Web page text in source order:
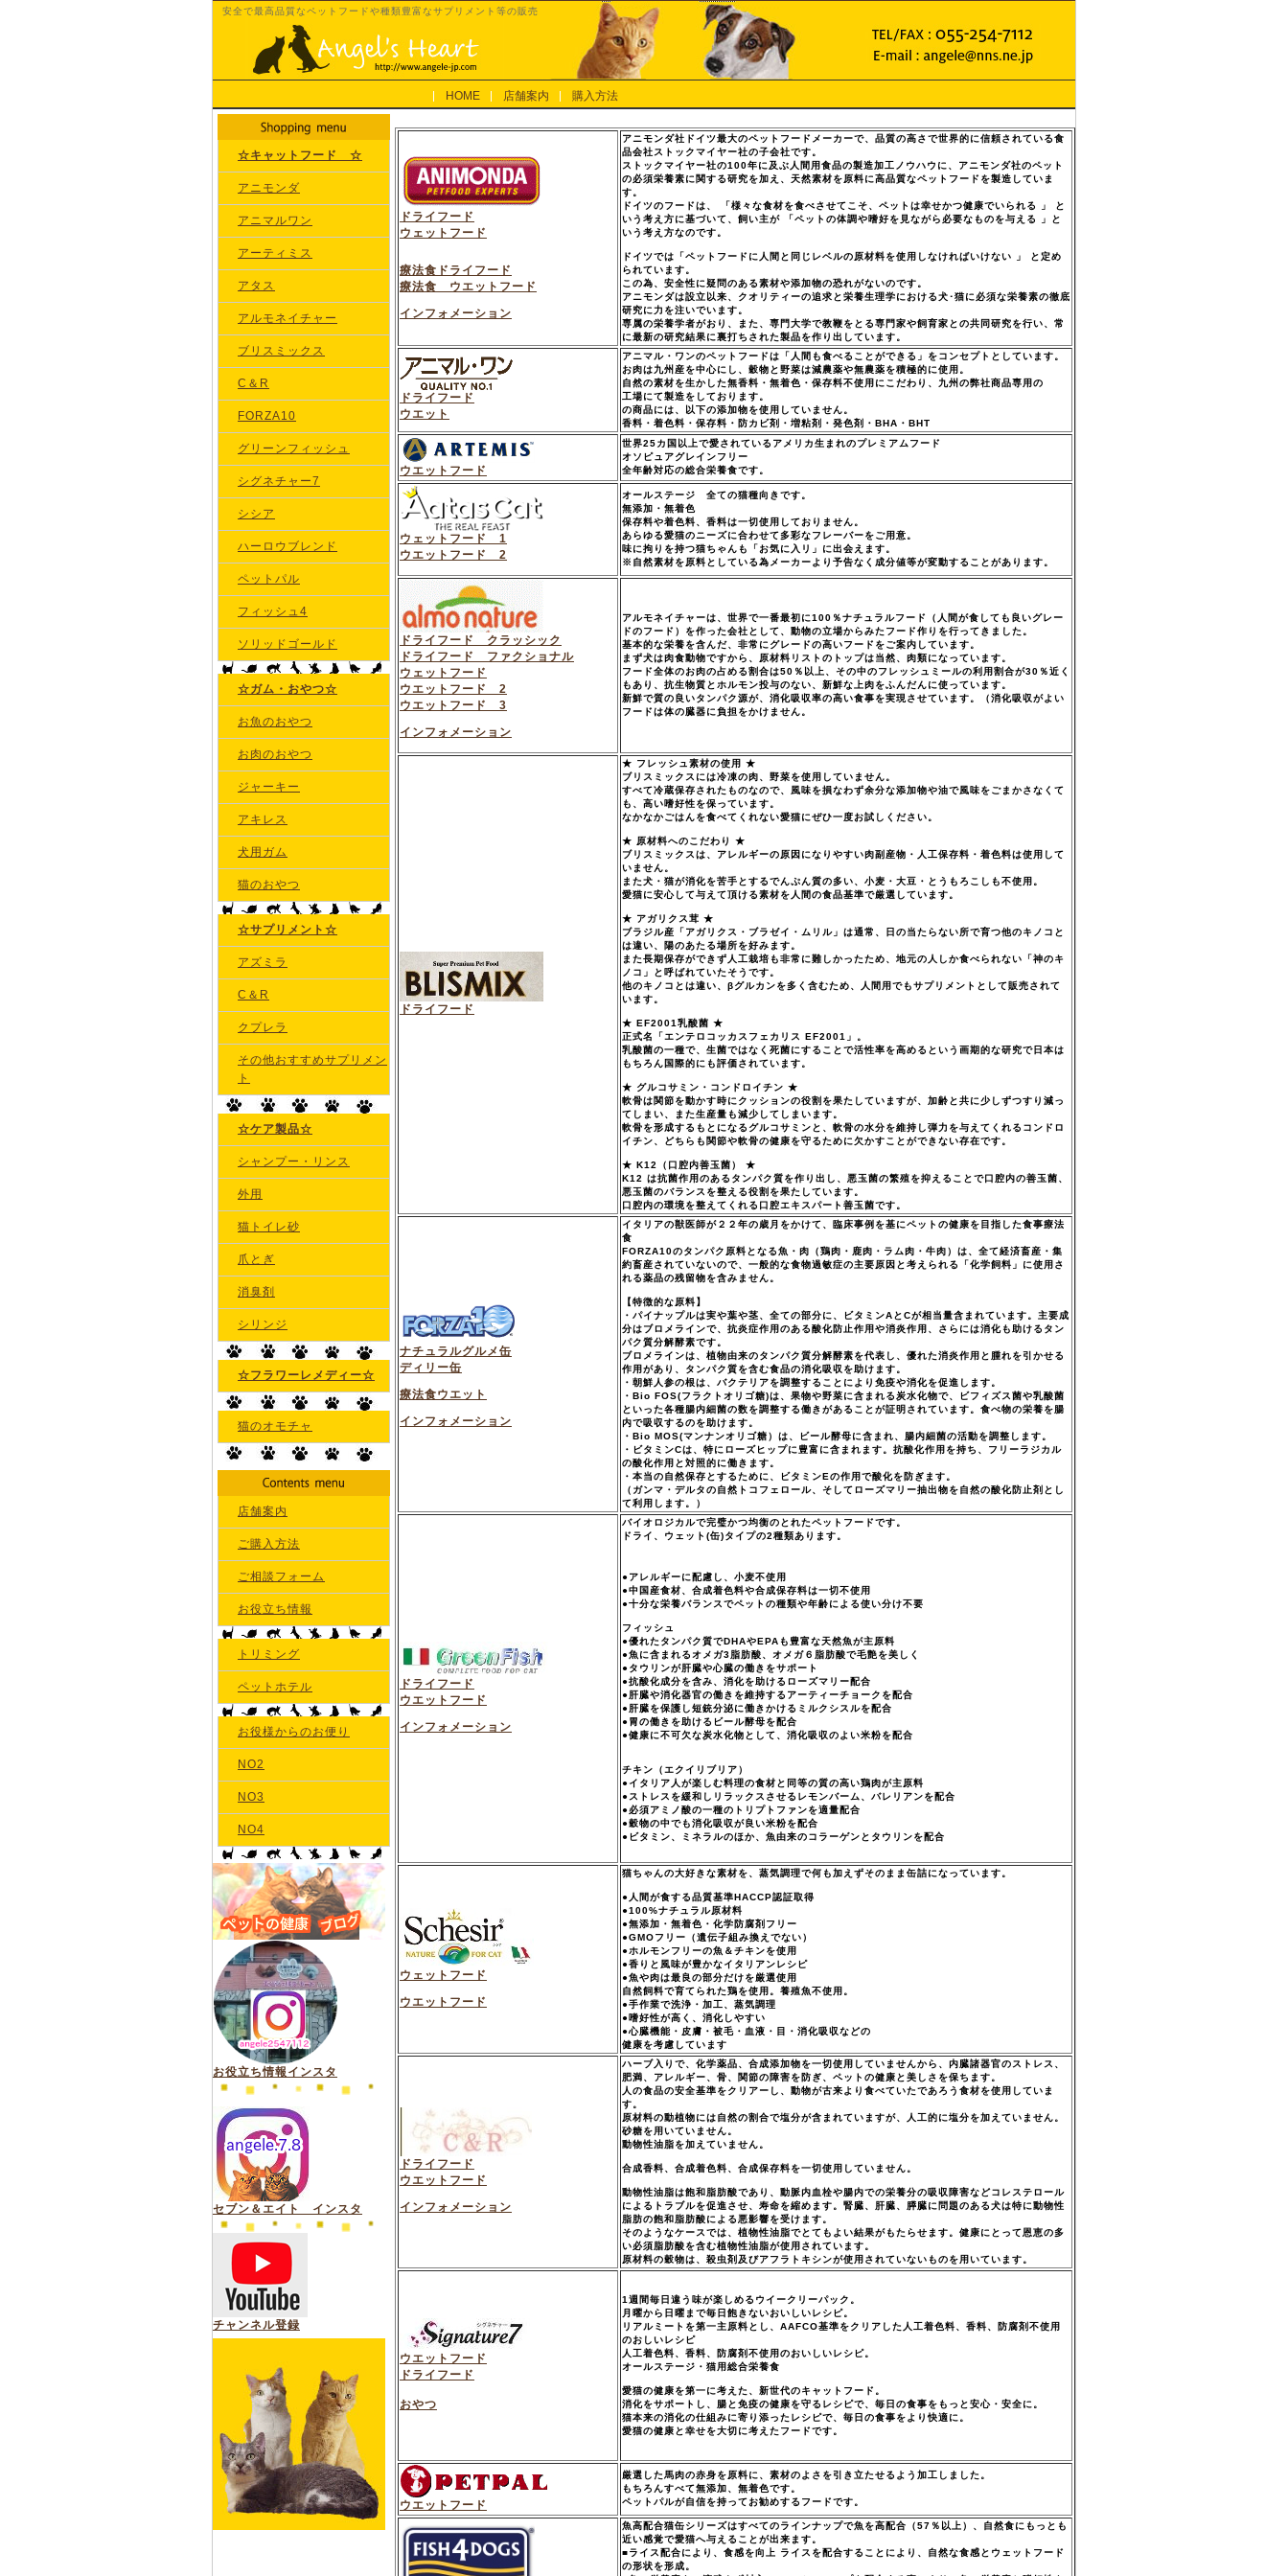
安全で最高品質なペットフードや種類豊富なサプリメント等の販売
HOME 店舗案内 購入方法
ドライフード
ウェットフード
療法食ドライフード
療法食 ウエットフード
インフォメーション
アニモンダ社ドイツ最大のペットフードメーカーで、品質の高さで世界的に信頼されている食
品会社ストックマイヤー社の子会社です。
ストックマイヤー社の100年に及ぶ人間用食品の製造加工ノウハウに、アニモンダ社のペット
の必須栄養素に関する研究を加え、天然素材を原料に高品質なペットフードを製造していま
す。
ドイツのフードは、 「様々な食材を食べさせてこそ、ペットは幸せかつ健康でいられる 」 と
いう考え方に基づいて、飼い主が 「ペットの体調や嗜好を見ながら必要なものを与える 」と
いう考え方なのです。
ドイツでは「ペットフードに人間と同じレベルの原材料を使用しなければいけない 」 と定め
られています。
この為、安全性に疑問のある素材や添加物の恐れがないのです。
アニモンダは設立以来、クオリティーの追求と栄養生理学における犬･猫に必須な栄養素の徹底
研究に力を注いでいます。
専属の栄養学者がおり、また、専門大学で教鞭をとる専門家や飼育家との共同研究を行い、常
に最新の研究結果に裏打ちされた製品を作り出しています。
ドライフード
ウエット
アニマル・ワンのペットフードは「人間も食べることができる」をコンセプトとしています。
お肉は九州産を中心にし、穀物と野菜は減農薬や無農薬を積極的に使用。
自然の素材を生かした無香料・無着色・保存料不使用にこだわり、九州の弊社商品専用の
工場にて製造をしております。
の商品には、以下の添加物を使用していません。
香料・着色料・保存料・防カビ剤・増粘剤・発色剤・BHA・BHT
ウエットフード
世界25カ国以上で愛されているアメリカ生まれのプレミアムフード
オソピュアグレインフリー
全年齢対応の総合栄養食です。
ウェットフード 1
ウエットフード 2
オールステージ 全ての猫種向きです。
無添加・無着色
保存料や着色料、香料は一切使用しておりません。
あらゆる愛猫のニーズに合わせて多彩なフレーバーをご用意。
味に拘りを持つ猫ちゃんも「お気に入リ」に出会えます。
※自然素材を原料としている為メーカーより予告なく成分値等が変動することがあります。
ドライフード クラッシック
ドライフード ファクショナル
ウェットフード
ウエットフード 2
ウエットフード 3
インフォメーション
アルモネイチャーは、世界で一番最初に100％ナチュラルフード（人間が食しても良いグレー
ドのフード）を作った会社として、動物の立場からみたフード作りを行ってきました。
基本的な栄養を含んだ、非常にグレードの高いフードをご案内しています。
まず犬は肉食動物ですから、原材料リストのトップは当然、肉類になっています。
フード全体のお肉の占める割合は50％以上、その中のフレッシュミールの利用割合が30％近く
もあり、抗生物質とホルモン投与のない、新鮮な上肉をふんだんに使っています。
新鮮で質の良いタンパク源が、消化吸収率の高い食事を実現させています。（消化吸収がよい
フードは体の臓器に負担をかけません。
ドライフード
★ フレッシュ素材の使用 ★
ブリスミックスには冷凍の肉、野菜を使用していません。
すべて冷蔵保存されたものなので、風味を損なわず余分な添加物や油で風味をごまかさなくて
も、高い嗜好性を保っています。
なかなかごはんを食べてくれない愛猫にぜひ一度お試しください。
★ 原材料へのこだわり ★
ブリスミックスは、アレルギーの原因になりやすい肉副産物・人工保存料・着色料は使用して
いません。
また犬・猫が消化を苦手とするでんぷん質の多い、小麦・大豆・とうもろこしも不使用。
愛猫に安心して与えて頂ける素材を人間の食品基準で厳選しています。
★ アガリクス茸 ★
ブラジル産「アガリクス・ブラゼイ・ムリル」は通常、日の当たらない所で育つ他のキノコと
は違い、陽のあたる場所を好みます。
また長期保存ができず人工栽培も非常に難しかったため、地元の人しか食べられない「神のキ
ノコ」と呼ばれていたそうです。
他のキノコとは違い、βグルカンを多く含むため、人間用でもサプリメントとして販売されて
います。
★ EF2001乳酸菌 ★
正式名「エンテロコッカスフェカリス EF2001」。
乳酸菌の一種で、生菌ではなく死菌にすることで活性率を高めるという画期的な研究で日本は
もちろん国際的にも評価されています。
★ グルコサミン・コンドロイチン ★
軟骨は関節を動かす時にクッションの役割を果たしていますが、加齢と共に少しずつすり減っ
てしまい、また生産量も減少してしまいます。
軟骨を形成するもとになるグルコサミンと、軟骨の水分を維持し弾力を与えてくれるコンドロ
イチン、どちらも関節や軟骨の健康を守るために欠かすことができない存在です。
★ K12（口腔内善玉菌） ★
K12 は抗菌作用のあるタンパク質を作り出し、悪玉菌の繁殖を抑えることで口腔内の善玉菌、
悪玉菌のバランスを整える役割を果たしています。
口腔内の環境を整えてくれる口腔エキスパート善玉菌です。
ナチュラルグルメ缶
ディリー缶
療法食ウエット
インフォメーション
イタリアの獣医師が２２年の歳月をかけて、臨床事例を基にペットの健康を目指した食事療法
食
FORZA10のタンパク原料となる魚・肉（鶏肉・鹿肉・ラム肉・牛肉）は、全て経済畜産・集
約畜産されていないので、一般的な食物過敏症の主要原因と考えられる「化学飼料」に使用さ
れる薬品の残留物を含みません。
【特徴的な原料】
・パイナップルは実や葉や茎、全ての部分に、ビタミンAとCが相当量含まれています。主要成
分はブロメラインで、抗炎症作用のある酸化防止作用や消炎作用、さらには消化も助けるタン
パク質分解酵素です。
ブロメラインは、植物由来のタンパク質分解酵素を代表し、優れた消炎作用と腫れを引かせる
作用があり、タンパク質を含む食品の消化吸収を助けます。
・朝鮮人参の根は、バクテリアを調整することにより免疫や消化を促進します。
・Bio FOS(フラクトオリゴ糖)は、果物や野菜に含まれる炭水化物で、ビフィズス菌や乳酸菌
といった各種腸内細菌の数を調整する働きがあることが証明されています。食べ物の栄養を腸
内で吸収するのを助けます。
・Bio MOS(マンナンオリゴ糖）は、ビール酵母に含まれ、腸内細菌の活動を調整します。
・ビタミンCは、特にローズヒップに豊富に含まれます。抗酸化作用を持ち、フリーラジカル
の酸化作用と対照的に働きます。
・本当の自然保存とするために、ビタミンEの作用で酸化を防ぎます。
（ガンマ・デルタの自然トコフェロール、そしてローズマリー抽出物を自然の酸化防止剤とし
て利用します。）
ドライフード
ウエットフード
インフォメーション
バイオロジカルで完璧かつ均衡のとれたペットフードです。
ドライ、ウェット(缶)タイプの2種類あります。
●アレルギーに配慮し、小麦不使用
●中国産食材、合成着色料や合成保存料は一切不使用
●十分な栄養バランスでペットの種類や年齢による使い分け不要
フィッシュ
●優れたタンパク質でDHAやEPAも豊富な天然魚が主原料
●魚に含まれるオメガ3脂肪酸、オメガ６脂肪酸で毛艶を美しく
●タウリンが肝臓や心臓の働きをサポート
●抗酸化成分を含み、消化を助けるローズマリー配合
●肝臓や消化器官の働きを維持するアーティーチョークを配合
●肝臓を保護し短銃分泌に働きかけるミルクシスルを配合
●胃の働きを助けるビール酵母を配合
●健康に不可欠な炭水化物として、消化吸収のよい米粉を配合
チキン（エクイリブリア）
●イタリア人が楽しむ料理の食材と同等の質の高い鶏肉が主原料
●ストレスを緩和しリラックスさせるレモンバーム、バレリアンを配合
●必須アミノ酸の一種のトリプトファンを適量配合
●穀物の中でも消化吸収が良い米粉を配合
●ビタミン、ミネラルのほか、魚由来のコラーゲンとタウリンを配合
ウェットフード
ウエットフード
猫ちゃんの大好きな素材を、蒸気調理で何も加えずそのまま缶詰になっています。
●人間が食する品質基準HACCP認証取得
●100%ナチュラル原材料
●無添加・無着色・化学防腐剤フリー
●GMOフリー（遺伝子組み換えでない）
●ホルモンフリーの魚＆チキンを使用
●香りと風味が豊かなイタリアンレシピ
●魚や肉は最良の部分だけを厳選使用
自然飼料で育てられた鶏を使用。養殖魚不使用。
●手作業で洗浄・加工、蒸気調理
●嗜好性が高く、消化しやすい
●心臓機能・皮膚・被毛・血液・目・消化吸収などの
健康を考慮しています
ドライフード
ウエットフード
インフォメーション
ハーブ入りで、化学薬品、合成添加物を一切使用していませんから、内臓諸器官のストレス、
肥満、アレルギー、骨、関節の障害を防ぎ、ペットの健康と美しさを保ちます。
人の食品の安全基準をクリアーし、動物が古来より食べていたであろう食材を使用していま
す。
原材料の動植物には自然の割合で塩分が含まれていますが、人工的に塩分を加えていません。
砂糖を用いていません。
動物性油脂を加えていません。
合成香料、合成着色料、合成保存料を一切使用していません。
動物性油脂は飽和脂肪酸であり、動脈内血栓や腸内での栄養分の吸収障害などコレステロール
によるトラブルを促進させ、寿命を縮めます。腎臓、肝臓、膵臓に問題のある犬は特に動物性
脂肪の飽和脂肪酸による悪影響を受けます。
そのようなケースでは、植物性油脂でとてもよい結果がもたらせます。健康にとって恩恵の多
い必須脂肪酸を含む植物性油脂が使用されています。
原材料の穀物は、殺虫剤及びアフラトキシンが使用されていないものを用いています。
ウエットフード
ドライフード
おやつ
1週間毎日違う味が楽しめるウイークリーパック。
月曜から日曜まで毎日飽きないおいしいレシピ。
リアルミートを第一主原料とし、AAFCO基準をクリアした人工着色料、香料、防腐剤不使用
のおしいレシピ
人工着色料、香料、防腐剤不使用のおいしいレシピ。
オールステージ・猫用総合栄養食
愛猫の健康を第一に考えた、新世代のキャットフード。
消化をサポートし、腸と免疫の健康を守るレシピで、毎日の食事をもっと安心・安全に。
猫本来の消化の仕組みに寄り添ったレシピで、毎日の食事をより快適に。
愛猫の健康と幸せを大切に考えたフードです。
ウエットフード
厳選した馬肉の赤身を原料に、素材のよさを引き立たせるよう加工しました。
もちろんすべて無添加、無着色です。
ペットパルが自信を持ってお勧めするフードです。
魚高配合猫缶シリーズはすべてのラインナップで魚を高配合（57％以上）、自然食にもっとも
近い感覚で愛猫へ与えることが出来ます。
■ライス配合により、食感を向上 ライスを配合することにより、自然な食感とウェットフード
の形状を形成。
☆キャットフード ☆
アニモンダ
アニマルワン
アーティミス
アタス
アルモネイチャー
ブリスミックス
C＆R
FORZA10
グリーンフィッシュ
シグネチャー7
シシア
ハーロウブレンド
ペットパル
フィッシュ4
ソリッドゴールド
☆ガム・おやつ☆
お魚のおやつ
お肉のおやつ
ジャーキー
アキレス
犬用ガム
猫のおやつ
☆サプリメント☆
アズミラ
C＆R
クプレラ
その他おすすめサプリメン
ト
☆ケア製品☆
シャンプー・リンス
外用
猫トイレ砂
爪とぎ
消臭剤
シリンジ
☆フラワーレメディー☆
猫のオモチャ
店舗案内
ご購入方法
ご相談フォーム
お役立ち情報
トリミング
ペットホテル
お役様からのお便り
NO2
NO3
NO4
お役立ち情報インスタ
セブン＆エイト インスタ
チャンネル登録